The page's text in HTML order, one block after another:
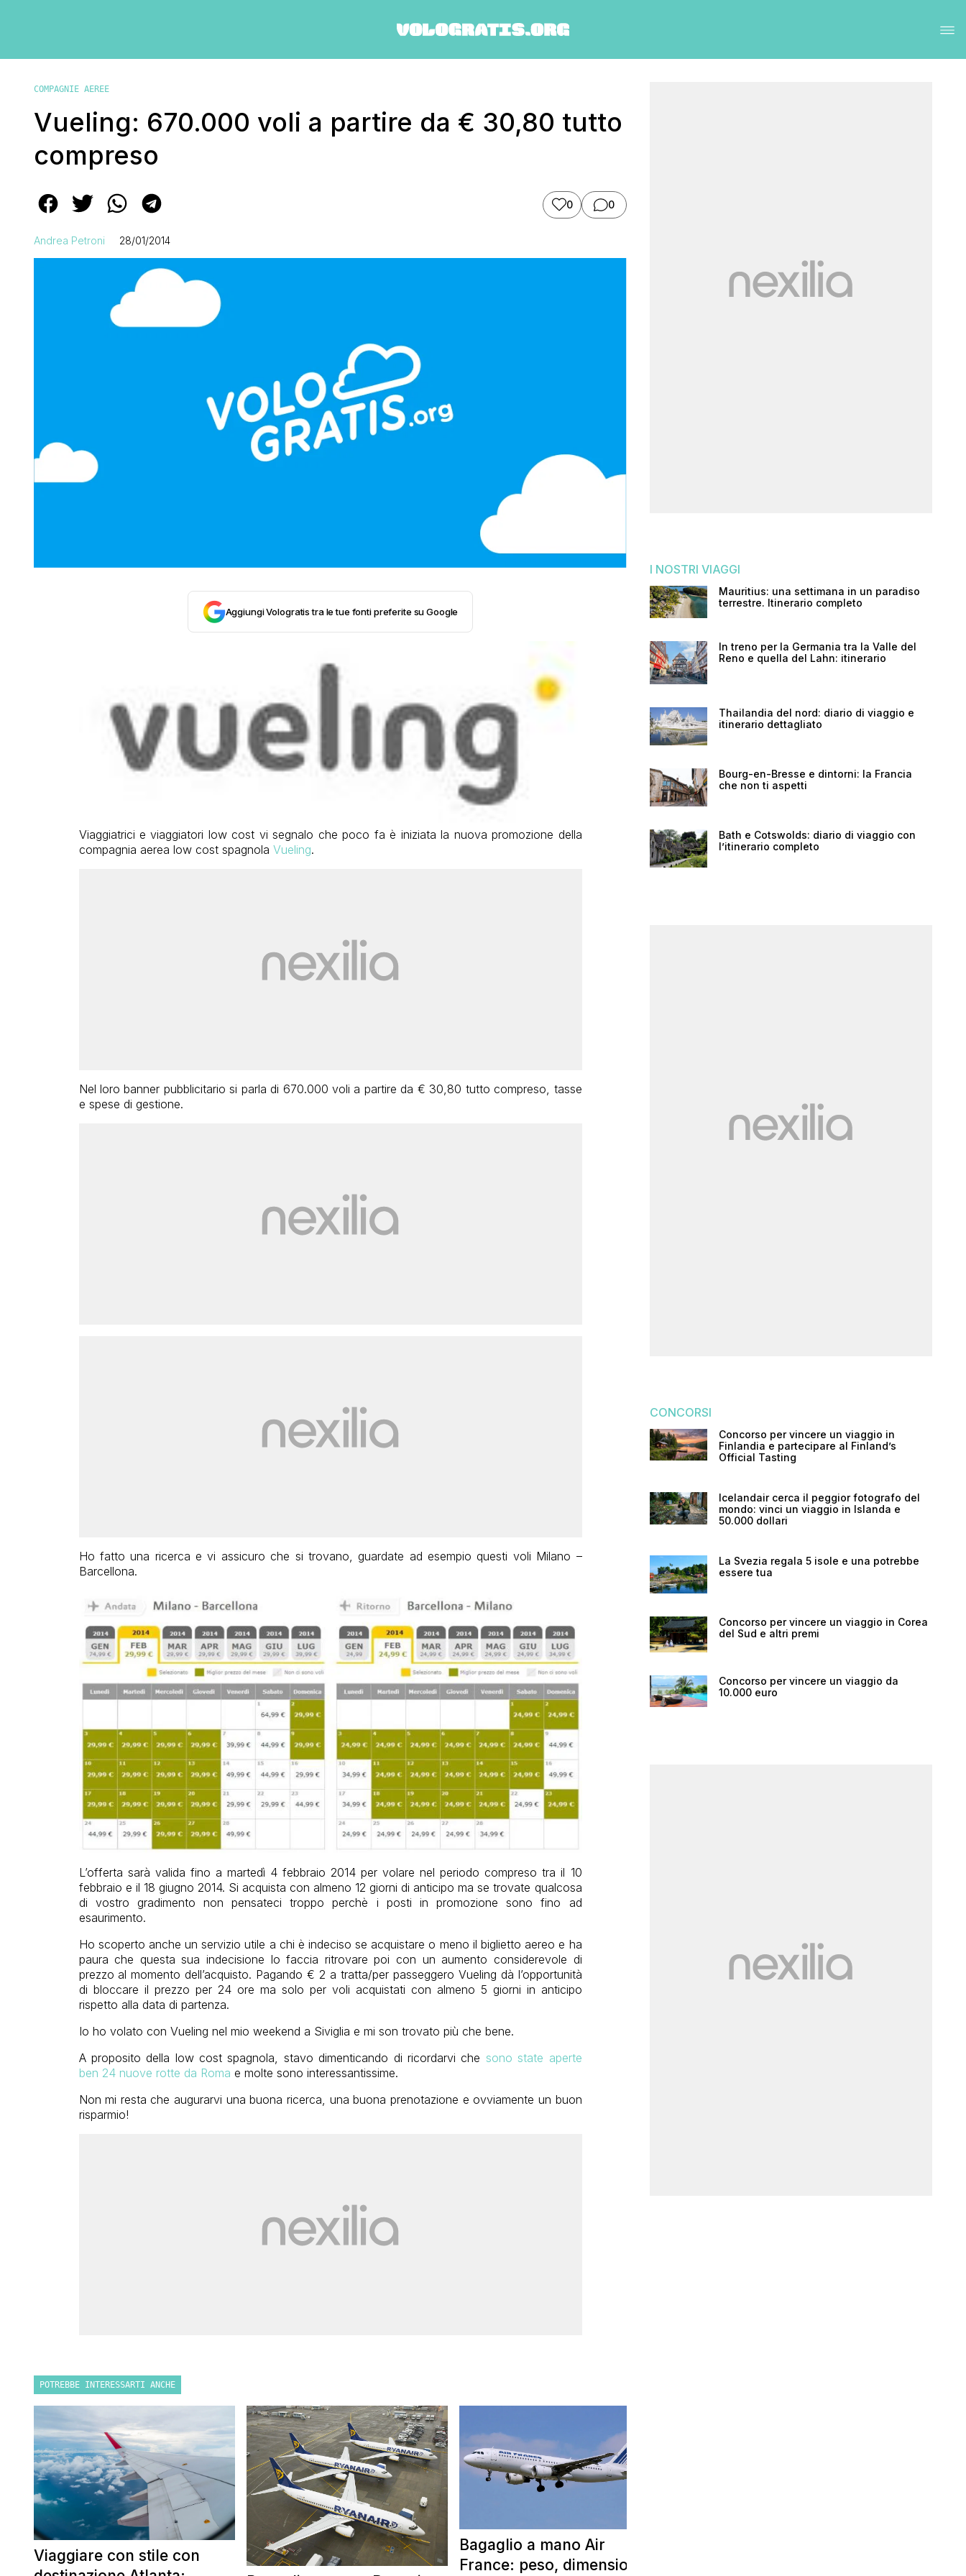
COMPAGNIE AEREE
Vueling: 670.000 voli a partire da € 30,80 tutto
compreso
0 0
Andrea Petroni 28/01/2014
Aggiungi Vologratis tra le tue fonti preferite su Google
Viaggiatrici e viaggiatori low cost vi segnalo che poco fa è iniziata la nuova promozione della
compagnia aerea low cost spagnola Vueling.
Nel loro banner pubblicitario si parla di 670.000 voli a partire da € 30,80 tutto compreso, tasse
e spese di gestione.
Ho fatto una ricerca e vi assicuro che si trovano, guardate ad esempio questi voli Milano –
Barcellona.
L’offerta sarà valida fino a martedì 4 febbraio 2014 per volare nel periodo compreso tra il 10
febbraio e il 18 giugno 2014. Si acquista con almeno 12 giorni di anticipo ma se trovate qualcosa
di vostro gradimento non pensateci troppo perchè i posti in promozione sono fino ad
esaurimento.
Ho scoperto anche un servizio utile a chi è indeciso se acquistare o meno il biglietto aereo e ha
paura che questa sua indecisione lo faccia ritrovare poi con un aumento considerevole di
prezzo al momento dell’acquisto. Pagando € 2 a tratta/per passeggero Vueling dà l’opportunità
di bloccare il prezzo per 24 ore ma solo per voli acquistati con almeno 5 giorni in anticipo
rispetto alla data di partenza.
Io ho volato con Vueling nel mio weekend a Siviglia e mi son trovato più che bene.
A proposito della low cost spagnola, stavo dimenticando di ricordarvi che sono state aperte
ben 24 nuove rotte da Roma e molte sono interessantissime.
Non mi resta che augurarvi una buona ricerca, una buona prenotazione e ovviamente un buon
risparmio!
POTREBBE INTERESSARTI ANCHE
Viaggiare con stile con
Bagaglio a mano Air
France: peso, dimensioni e
I NOSTRI VIAGGI
Mauritius: una settimana in un paradiso
terrestre. Itinerario completo
In treno per la Germania tra la Valle del
Reno e quella del Lahn: itinerario
Thailandia del nord: diario di viaggio e
itinerario dettagliato
Bourg-en-Bresse e dintorni: la Francia
che non ti aspetti
Bath e Cotswolds: diario di viaggio con
l’itinerario completo
CONCORSI
Concorso per vincere un viaggio in
Finlandia e partecipare al Finland’s
Official Tasting
Icelandair cerca il peggior fotografo del
mondo: vinci un viaggio in Islanda e
50.000 dollari
La Svezia regala 5 isole e una potrebbe
essere tua
Concorso per vincere un viaggio in Corea
del Sud e altri premi
Concorso per vincere un viaggio da
10.000 euro